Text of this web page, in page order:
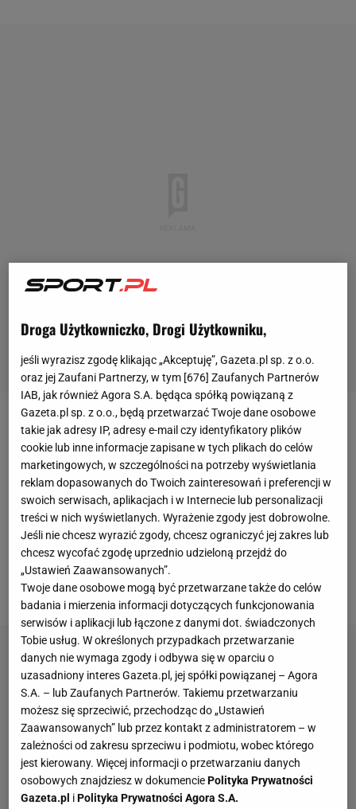
Sankcje Międzynarodowej Unii Kolarskiej (UCI) po
wybuchu wojny wUkrainiesą oczywiste. Rosyjskie
drużyny oraz zawodnicy jeżdżący pod flagą federacji
zostali wykluczeni ze startów we wszystkich
imprezach. Wyjątkiem są jednak kolarze, którzy
występują w zagranicznych zespołach. Kolarze
torowi wykorzystali tę lukę, a w środowisku wybuchł
skandal.
Droga Użytkowniczko, Drogi Użytkowniku,
jeśli wyrazisz zgodę klikając „Akceptuję”, Gazeta.pl sp. z o.o.
oraz jej Zaufani Partnerzy, w tym [676] Zaufanych Partnerów
IAB, jak również Agora S.A. będąca spółką powiązaną z
Gazeta.pl sp. z o.o., będą przetwarzać Twoje dane osobowe
takie jak adresy IP, adresy e-mail czy identyfikatory plików
cookie lub inne informacje zapisane w tych plikach do celów
marketingowych, w szczególności na potrzeby wyświetlania
reklam dopasowanych do Twoich zainteresowań i preferencji w
swoich serwisach, aplikacjach i w Internecie lub personalizacji
treści w nich wyświetlanych. Wyrażenie zgody jest dobrowolne.
Jeśli nie chcesz wyrazić zgody, chcesz ograniczyć jej zakres lub
chcesz wycofać zgodę uprzednio udzieloną przejdź do
„Ustawień Zaawansowanych”.
Twoje dane osobowe mogą być przetwarzane także do celów
badania i mierzenia informacji dotyczących funkcjonowania
serwisów i aplikacji lub łączone z danymi dot. świadczonych
Tobie usług. W określonych przypadkach przetwarzanie
danych nie wymaga zgody i odbywa się w oparciu o
uzasadniony interes Gazeta.pl, jej spółki powiązanej – Agora
S.A. – lub Zaufanych Partnerów. Takiemu przetwarzaniu
możesz się sprzeciwić, przechodząc do „Ustawień
Zaawansowanych” lub przez kontakt z administratorem – w
zależności od zakresu sprzeciwu i podmiotu, wobec którego
jest kierowany. Więcej informacji o przetwarzaniu danych
osobowych znajdziesz w dokumenciePolityka Prywatności
Gazeta.pl iPolityka Prywatności Agora S.A.